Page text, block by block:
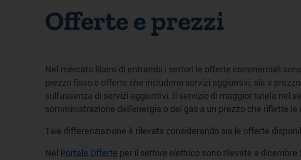
Offerte e prezzi
Nel mercato libero di entrambi i settori le offerte commerciali
prezzo fisso e offerte che includono servizi aggiuntivi, sia a
sull'assenza di servizi aggiuntivi. Il servizio di maggior tutela nel
somministrazione dell'energia o del gas a un prezzo che riflette
Tale differenziazione è rilevata considerando sia le offerte
Nel Portale Offerte per il settore elettrico sono rilevate a